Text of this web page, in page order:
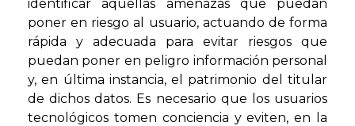
identificar aquellas amenazas que puedan
poner en riesgo al usuario, actuando de forma
rápida y adecuada para evitar riesgos que
puedan poner en peligro información personal
y, en última instancia, el patrimonio del titular
de dichos datos. Es necesario que los usuarios
tecnológicos tomen conciencia y eviten, en la